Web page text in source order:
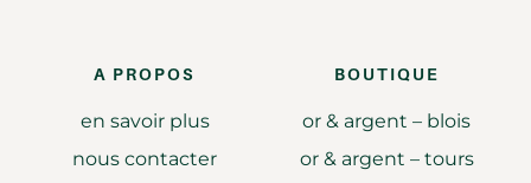
A PROPOS
en savoir plus
nous contacter
BOUTIQUE
or & argent – blois
or & argent – tours